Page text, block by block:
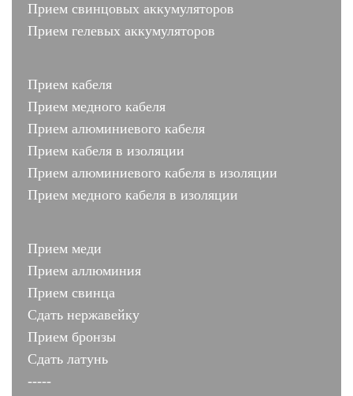
Прием свинцовых аккумуляторов
Прием гелевых аккумуляторов
Прием кабеля
Прием медного кабеля
Прием алюминиевого кабеля
Прием кабеля в изоляции
Прием алюминиевого кабеля в изоляции
Прием медного кабеля в изоляции
Прием меди
Прием аллюминия
Прием свинца
Сдать нержавейку
Прием бронзы
Сдать латунь
-----